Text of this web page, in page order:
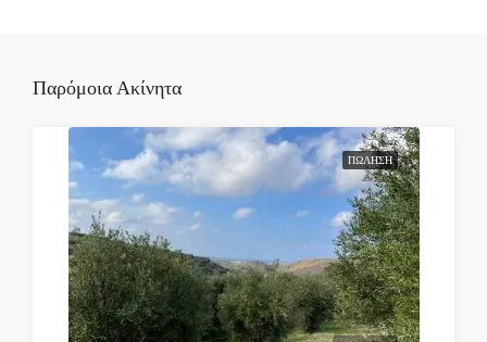
Παρόμοια Ακίνητα
ΠΏΛΗΣΗ